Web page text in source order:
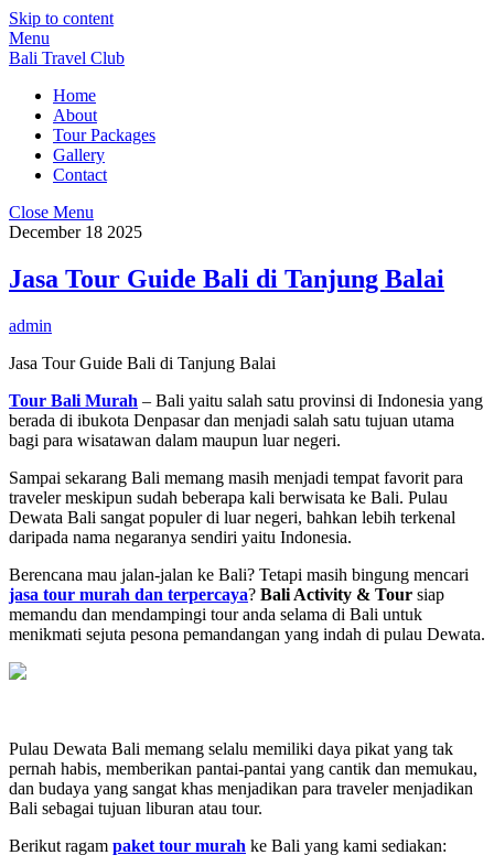
Skip to content
Menu
Bali Travel Club
Home
About
Tour Packages
Gallery
Contact
Close Menu
December 18 2025
Jasa Tour Guide Bali di Tanjung Balai
admin
Jasa Tour Guide Bali di Tanjung Balai
Tour Bali Murah – Bali yaitu salah satu provinsi di Indonesia yang
berada di ibukota Denpasar dan menjadi salah satu tujuan utama
bagi para wisatawan dalam maupun luar negeri.
Sampai sekarang Bali memang masih menjadi tempat favorit para
traveler meskipun sudah beberapa kali berwisata ke Bali. Pulau
Dewata Bali sangat populer di luar negeri, bahkan lebih terkenal
daripada nama negaranya sendiri yaitu Indonesia.
Berencana mau jalan-jalan ke Bali? Tetapi masih bingung mencari
jasa tour murah dan terpercaya? Bali Activity & Tour siap
memandu dan mendampingi tour anda selama di Bali untuk
menikmati sejuta pesona pemandangan yang indah di pulau Dewata.
Pulau Dewata Bali memang selalu memiliki daya pikat yang tak
pernah habis, memberikan pantai-pantai yang cantik dan memukau,
dan budaya yang sangat khas menjadikan para traveler menjadikan
Bali sebagai tujuan liburan atau tour.
Berikut ragam paket tour murah ke Bali yang kami sediakan: